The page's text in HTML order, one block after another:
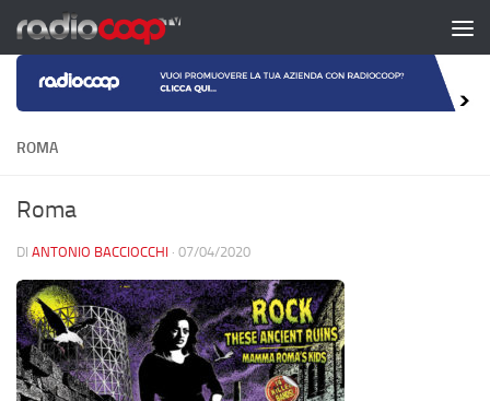
Salta al contenuto
ROMA
Roma
DI ANTONIO BACCIOCCHI · 07/04/2020